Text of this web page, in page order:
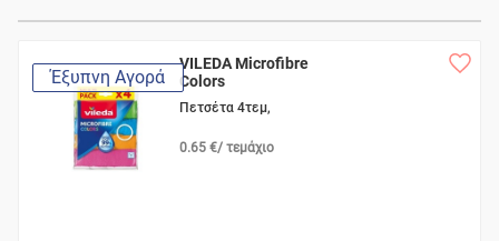
Έξυπνη Αγορά
VILEDA Microfibre
Colors
Πετσέτα 4τεμ,
0.65 €/ τεμάχιο